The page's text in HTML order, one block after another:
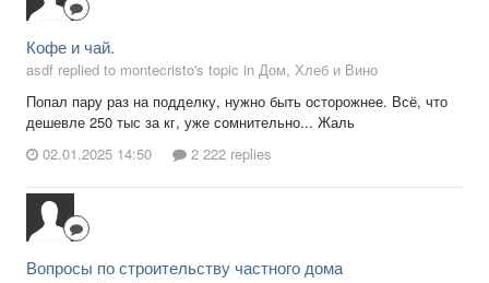
Кофе и чай.
asdf replied to montecristo's topic in Дом, Хлеб и Вино
Попал пару раз на подделку, нужно быть осторожнее. Всё, что
дешевле 250 тыс за кг, уже сомнительно... Жаль
02.01.2025 14:50
2 222 replies
Вопросы по строительству частного дома